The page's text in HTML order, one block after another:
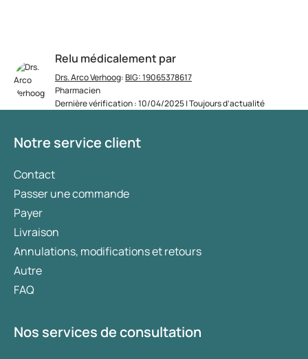
Relu médicalement par
Drs. Arco Verhoog:BIG: 19065378617
Pharmacien
Dernière vérification : 10/04/2025 | Toujours d’actualité
Notre service client
Contact
Passer une commande
Payer
Livraison
Annulations, modifications et retours
Autre
FAQ
Nos services de consultation